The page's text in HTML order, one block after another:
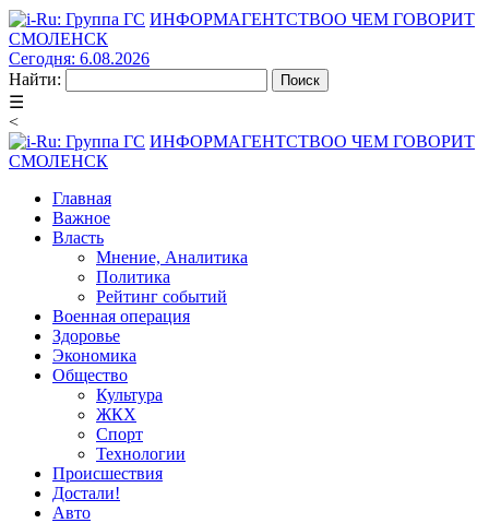
ИНФОРМАГЕНТСТВОО ЧЕМ ГОВОРИТ
СМОЛЕНСК
Сегодня: 6.08.2026
Найти:
☰
<
ИНФОРМАГЕНТСТВОО ЧЕМ ГОВОРИТ
СМОЛЕНСК
Главная
Важное
Власть
Мнение, Аналитика
Политика
Рейтинг событий
Военная операция
Здоровье
Экономика
Общество
Культура
ЖКХ
Спорт
Технологии
Происшествия
Достали!
Авто